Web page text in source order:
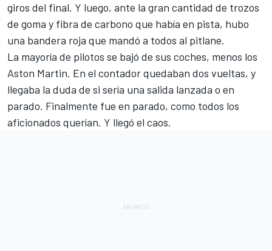
giros del final. Y luego, ante la gran cantidad de trozos
de goma y fibra de carbono que había en pista, hubo
una bandera roja que mandó a todos al pitlane.
La mayoría de pilotos se bajó de sus coches, menos los
Aston Martin. En el contador quedaban dos vueltas, y
llegaba la duda de si sería una salida lanzada o en
parado. Finalmente fue en parado, como todos los
aficionados querían. Y llegó el caos.